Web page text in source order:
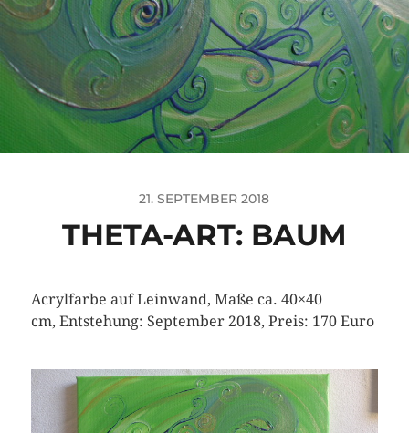
21. SEPTEMBER 2018
THETA-ART: BAUM
Acrylfarbe auf Leinwand, Maße ca. 40×40
cm, Entstehung: September 2018, Preis: 170 Euro